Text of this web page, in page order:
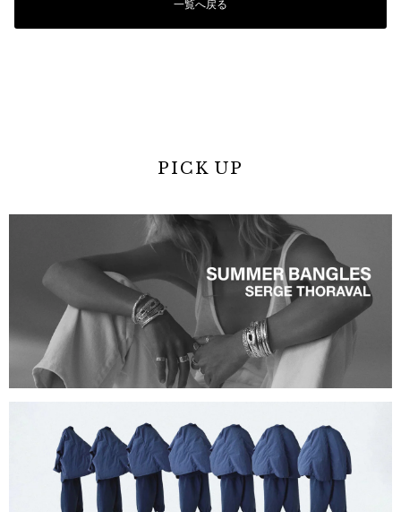
一覧へ戻る
PICK UP